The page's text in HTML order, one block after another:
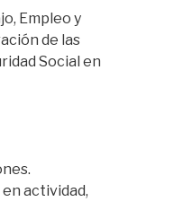
Empleo y
de las
Social en
actividad,